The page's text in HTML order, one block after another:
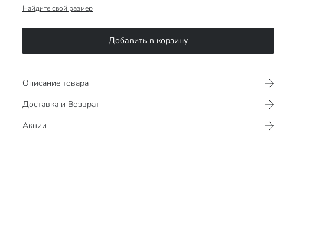
Найдите свой размер
Добавить в корзину
Описание товара
Доставка и Возврат
Акции